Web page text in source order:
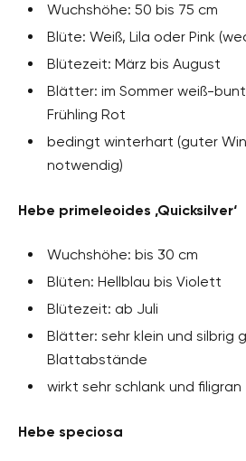
Wuchshöhe: 50 bis 75 cm
Blüte: Weiß, Lila oder Pink
Blütezeit: März bis August
Blätter: im Sommer weiß-
Frühling Rot
bedingt winterhart (guter
notwendig)
Hebe primeleoides ‚Quicksilver‘
Wuchshöhe: bis 30 cm
Blüten: Hellblau bis Violett
Blütezeit: ab Juli
Blätter: sehr klein und silbrig
Blattabstände
wirkt sehr schlank und filigran
Hebe speciosa